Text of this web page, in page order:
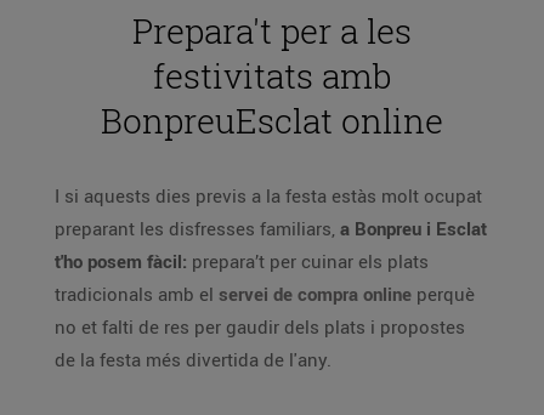
Prepara't per a les
festivitats amb
BonpreuEsclat online
I si aquests dies previs a la festa estàs molt ocupat
preparant les disfresses familiars, a Bonpreu i Esclat
t'ho posem fàcil: prepara’t per cuinar els plats
tradicionals amb el servei de compra online perquè
no et falti de res per gaudir dels plats i propostes
de la festa més divertida de l'any.